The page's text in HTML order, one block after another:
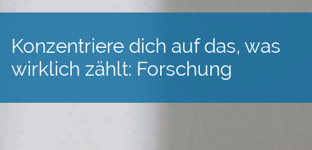
Konzentriere dich auf das, was
wirklich zählt: Forschung